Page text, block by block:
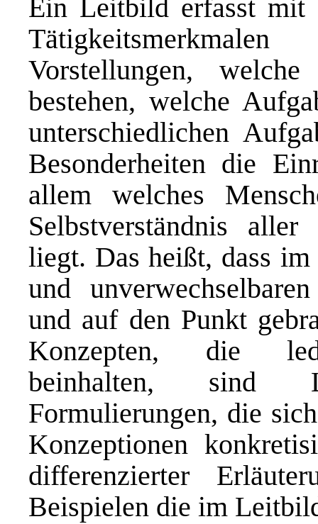
Ein Leitbild erfasst mit
Vorstellungen,
bestehen, welche
unterschiedlichen
Besonderheiten die
allem welches
Selbstverständnis
liegt. Das heißt, dass
und
und auf den Punkt
Konzepten, die
beinhalten, sind
Formulierungen, die
Konzeptionen
differenzierter
Beispielen die im